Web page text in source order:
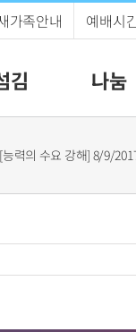
가족안내 예배시
김 나눔
[능력의 수요 강해] 8/9/